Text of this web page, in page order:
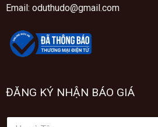
Email: oduthudo@gmail.com
ĐĂNG KÝ NHẬN BÁO GIÁ
H